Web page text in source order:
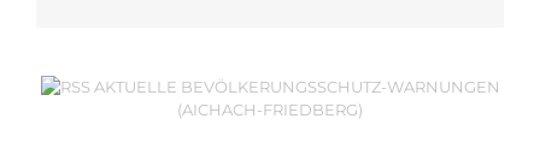
AKTUELLE BEVÖLKERUNGSSCHUTZ-WARNUNGEN
(AICHACH-FRIEDBERG)